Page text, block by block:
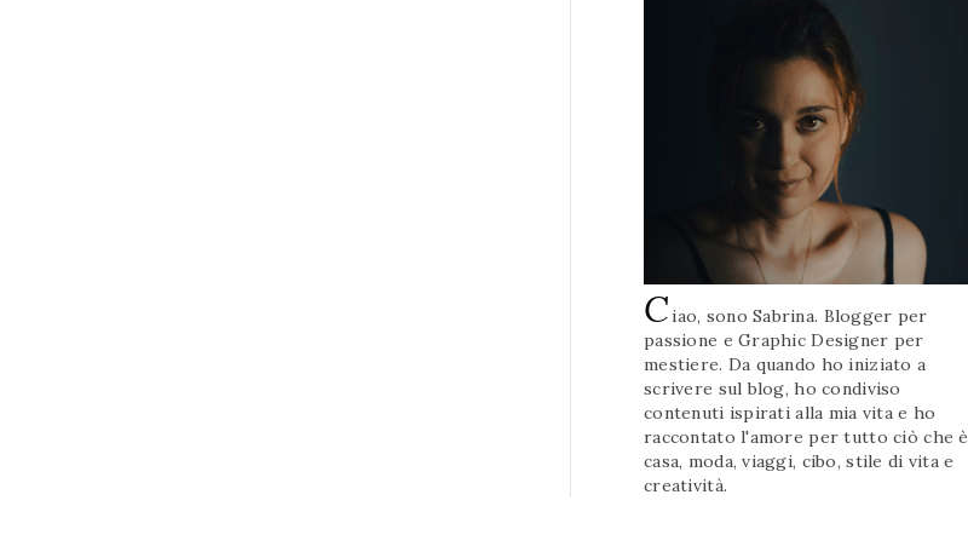
Ciao, sono Sabrina. Blogger per
passione e Graphic Designer per
mestiere. Da quando ho iniziato a
scrivere sul blog, ho condiviso
contenuti ispirati alla mia vita e ho
raccontato l'amore per tutto ciò che è
casa, moda, viaggi, cibo, stile di vita e
creatività.